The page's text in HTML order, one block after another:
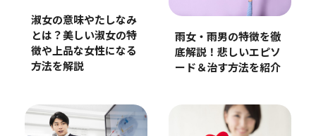
淑女の意味やたしなみ
とは？美しい淑女の特
徴や上品な女性になる
方法を解説
雨女・雨男の特徴を徹
底解説！悲しいエピソ
ード＆治す方法を紹介